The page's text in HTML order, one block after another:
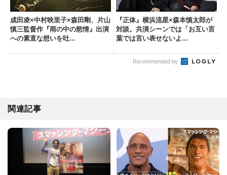
成田凌×中村映里子×森田剛、片山
慎三監督作『雨の中の慾情』出演
への素直な想いを吐...
『正体』横浜流星×森本慎太郎が
対談。共演シーンでは「お互い言
葉では言い表せないよ...
Recommended by
関連記事